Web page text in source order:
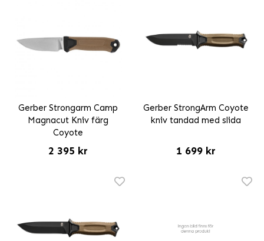
Gerber Strongarm Camp
Magnacut Kniv färg
Coyote
2 395 kr
Gerber StrongArm Coyote
kniv tandad med slida
1 699 kr